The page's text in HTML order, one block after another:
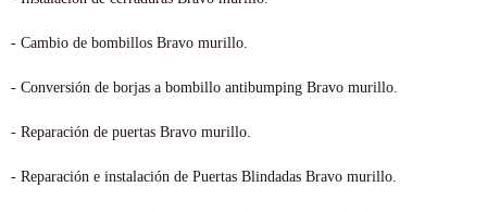
- Cambio de bombillos Bravo murillo.
- Conversión de borjas a bombillo antibumping Bravo murillo.
- Reparación de puertas Bravo murillo.
- Reparación e instalación de Puertas Blindadas Bravo murillo.